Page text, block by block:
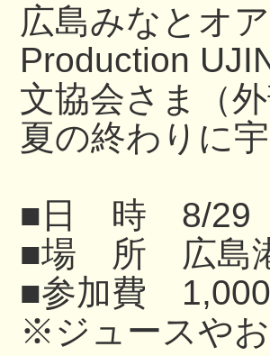
広島みなとオ
Production
文協会さま（
夏の終わりに
■日 時 8/29
■場 所 広島
■参加費
※ジュースや